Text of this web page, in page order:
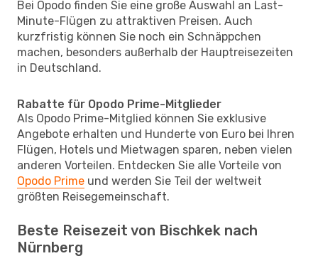
Bei Opodo finden Sie eine große Auswahl an Last-
Minute-Flügen zu attraktiven Preisen. Auch
kurzfristig können Sie noch ein Schnäppchen
machen, besonders außerhalb der Hauptreisezeiten
in Deutschland.
Rabatte für Opodo Prime-Mitglieder
Als Opodo Prime-Mitglied können Sie exklusive
Angebote erhalten und Hunderte von Euro bei Ihren
Flügen, Hotels und Mietwagen sparen, neben vielen
anderen Vorteilen. Entdecken Sie alle Vorteile von
Opodo Prime und werden Sie Teil der weltweit
größten Reisegemeinschaft.
Beste Reisezeit von Bischkek nach
Nürnberg